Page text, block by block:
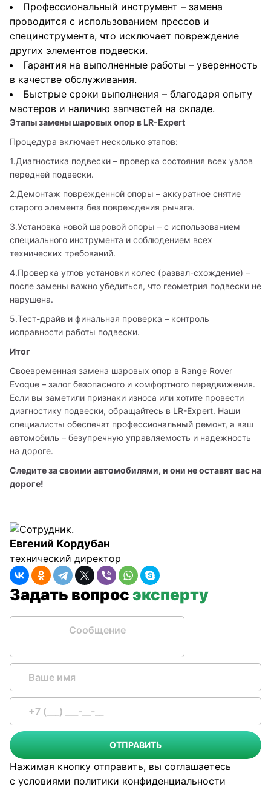
Профессиональный инструмент – замена
проводится с использованием прессов и
специнструмента, что исключает повреждение
других элементов подвески.
Гарантия на выполненные работы – уверенность
в качестве обслуживания.
Быстрые сроки выполнения – благодаря опыту
мастеров и наличию запчастей на складе.
Этапы замены шаровых опор в LR-Expert
Процедура включает несколько этапов:
1.Диагностика подвески – проверка состояния всех узлов
передней подвески.
2.Демонтаж поврежденной опоры – аккуратное снятие
старого элемента без повреждения рычага.
3.Установка новой шаровой опоры – с использованием
специального инструмента и соблюдением всех
технических требований.
4.Проверка углов установки колес (развал-схождение) –
после замены важно убедиться, что геометрия подвески не
нарушена.
5.Тест-драйв и финальная проверка – контроль
исправности работы подвески.
Итог
Своевременная замена шаровых опор в Range Rover
Evoque – залог безопасного и комфортного передвижения.
Если вы заметили признаки износа или хотите провести
диагностику подвески, обращайтесь в LR-Expert. Наши
специалисты обеспечат профессиональный ремонт, а ваш
автомобиль – безупречную управляемость и надежность
на дороге.
Следите за своими автомобилями, и они не оставят вас на
дороге!
Евгений Кордубан
технический директор
Задать вопросэксперту
ОТПРАВИТЬ
Нажимая кнопку отправить, вы соглашаетесь
с условиями политики конфиденциальности